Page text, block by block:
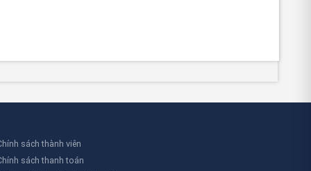
sách thành viên
sách thanh toán